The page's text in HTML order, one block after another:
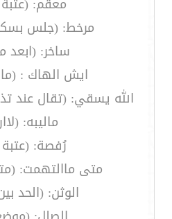
مرخط: (جلس
ساخر: (ابعد
ايش الهاك :
الله يسقي: (تقال عند
ماليبه:
رُفصة: (عتبة
متى ماالتهمت:
الوثن: (الحد